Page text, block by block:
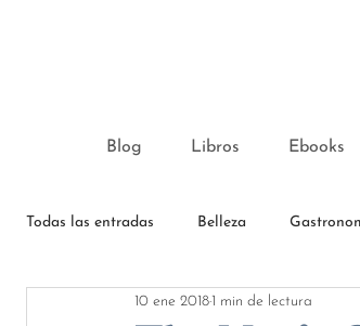
Blog Libros Ebooks
Todas las entradas Belleza
10 ene 20181 min de lectura